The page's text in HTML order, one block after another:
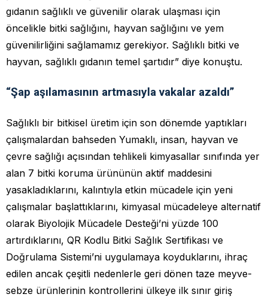
gıdanın sağlıklı ve güvenilir olarak ulaşması için
öncelikle bitki sağlığını, hayvan sağlığını ve yem
güvenilirliğini sağlamamız gerekiyor. Sağlıklı bitki ve
hayvan, sağlıklı gıdanın temel şartıdır” diye konuştu.
“Şap aşılamasının artmasıyla vakalar azaldı”
Sağlıklı bir bitkisel üretim için son dönemde yaptıkları
çalışmalardan bahseden Yumaklı, insan, hayvan ve
çevre sağlığı açısından tehlikeli kimyasallar sınıfında yer
alan 7 bitki koruma ürününün aktif maddesini
yasakladıklarını, kalıntıyla etkin mücadele için yeni
çalışmalar başlattıklarını, kimyasal mücadeleye alternatif
olarak Biyolojik Mücadele Desteği’ni yüzde 100
artırdıklarını, QR Kodlu Bitki Sağlık Sertifikası ve
Doğrulama Sistemi’ni uygulamaya koyduklarını, ihraç
edilen ancak çeşitli nedenlerle geri dönen taze meyve-
sebze ürünlerinin kontrollerini ülkeye ilk sınır giriş